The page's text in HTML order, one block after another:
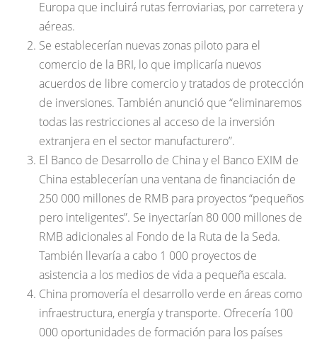
Europa que incluirá rutas ferroviarias, por carretera y
aéreas.
Se establecerían nuevas zonas piloto para el
comercio de la BRI, lo que implicaría nuevos
acuerdos de libre comercio y tratados de protección
de inversiones. También anunció que “eliminaremos
todas las restricciones al acceso de la inversión
extranjera en el sector manufacturero”.
El Banco de Desarrollo de China y el Banco EXIM de
China establecerían una ventana de financiación de
250 000 millones de RMB para proyectos “pequeños
pero inteligentes”. Se inyectarían 80 000 millones de
RMB adicionales al Fondo de la Ruta de la Seda.
También llevaría a cabo 1 000 proyectos de
asistencia a los medios de vida a pequeña escala.
China promovería el desarrollo verde en áreas como
infraestructura, energía y transporte. Ofrecería 100
000 oportunidades de formación para los países